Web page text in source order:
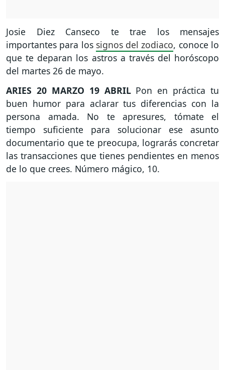
Josie Diez Canseco te trae los mensajes
importantes para los signos del zodiaco, conoce lo
que te deparan los astros a través del horóscopo
del martes 26 de mayo.
ARIES 20 MARZO 19 ABRILPon en práctica tu
buen humor para aclarar tus diferencias con la
persona amada. No te apresures, tómate el
tiempo suficiente para solucionar ese asunto
documentario que te preocupa, lograrás concretar
las transacciones que tienes pendientes en menos
de lo que crees. Número mágico, 10.